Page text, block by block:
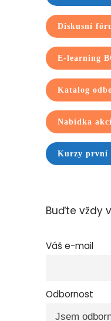
Diskusní
E-learning
Katalog
Nabídka
Kurzy první
Buďte vždy
Váš e-mail
Odbornost